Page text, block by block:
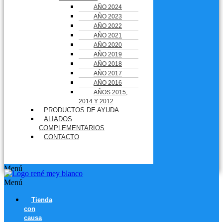
AÑO 2024
AÑO 2023
AÑO 2022
AÑO 2021
AÑO 2020
AÑO 2019
AÑO 2018
AÑO 2017
AÑO 2016
AÑOS 2015,
2014 Y 2012
PRODUCTOS DE AYUDA
ALIADOS
COMPLEMENTARIOS
CONTACTO
Menú
Menú
Tienda
con
causa